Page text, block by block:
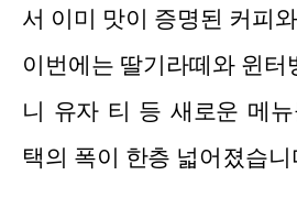
서 이미 맛이 증명된 커피
이번에는 딸기라떼와 윈터
니 유자 티 등 새로운 메
택의 폭이 한층 넓어졌습니